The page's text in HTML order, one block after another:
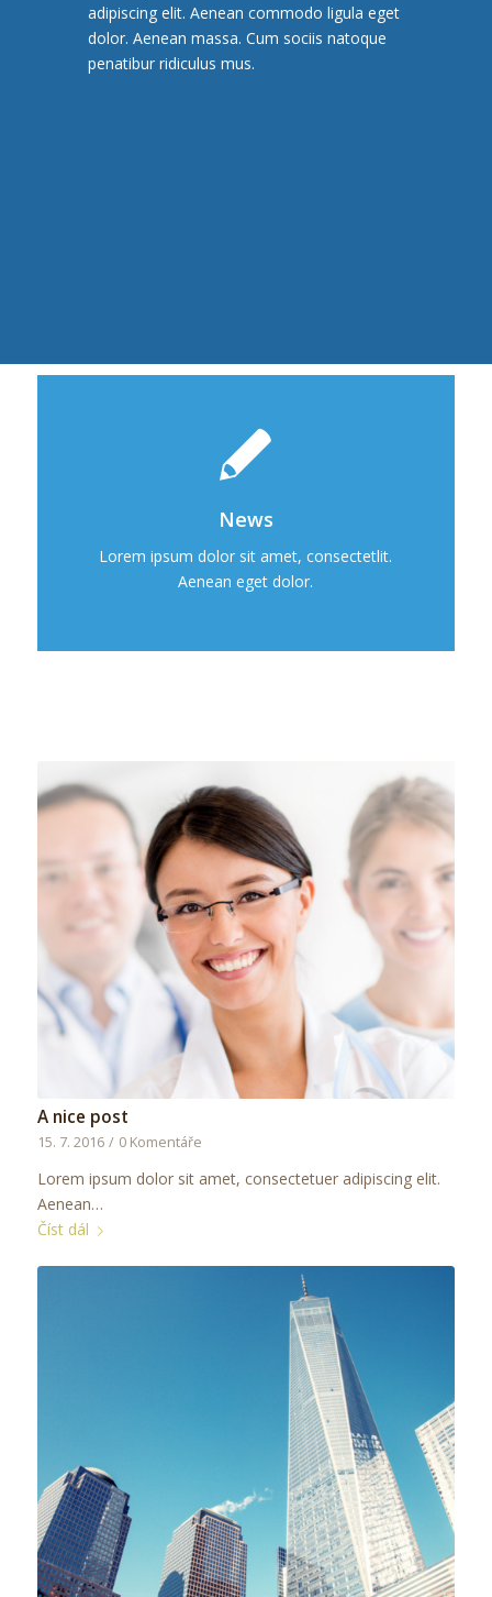
adipiscing elit. Aenean commodo ligula eget
dolor. Aenean massa. Cum sociis natoque
penatibur ridiculus mus.
News
Lorem ipsum dolor sit amet, consectetlit.
Aenean eget dolor.
A nice post
15. 7. 2016 / 0 Komentáře
Lorem ipsum dolor sit amet, consectetuer adipiscing elit.
Aenean…
Číst dál